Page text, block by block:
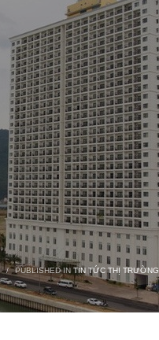
/ PUBLISHED IN TIN TỨC THỊ TRƯỜNG